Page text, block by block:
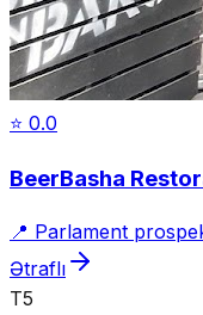
⭐ 0.0
BeerBasha
📍 Parlament
Ətraflı
T5